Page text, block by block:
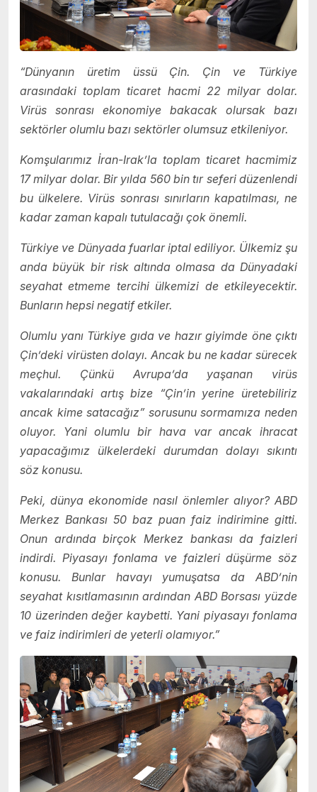
“Dünyanın üretim üssü Çin. Çin ve Türkiye
arasındaki toplam ticaret hacmi 22 milyar dolar.
Virüs sonrası ekonomiye bakacak olursak bazı
sektörler olumlu bazı sektörler olumsuz etkileniyor.
Komşularımız İran-Irak’la toplam ticaret hacmimiz
17 milyar dolar. Bir yılda 560 bin tır seferi düzenlendi
bu ülkelere. Virüs sonrası sınırların kapatılması, ne
kadar zaman kapalı tutulacağı çok önemli.
Türkiye ve Dünyada fuarlar iptal ediliyor. Ülkemiz şu
anda büyük bir risk altında olmasa da Dünyadaki
seyahat etmeme tercihi ülkemizi de etkileyecektir.
Bunların hepsi negatif etkiler.
Olumlu yanı Türkiye gıda ve hazır giyimde öne çıktı
Çin’deki virüsten dolayı. Ancak bu ne kadar sürecek
meçhul. Çünkü Avrupa’da yaşanan virüs
vakalarındaki artış bize “Çin’in yerine üretebiliriz
ancak kime satacağız” sorusunu sormamıza neden
oluyor. Yani olumlu bir hava var ancak ihracat
yapacağımız ülkelerdeki durumdan dolayı sıkıntı
söz konusu.
Peki, dünya ekonomide nasıl önlemler alıyor? ABD
Merkez Bankası 50 baz puan faiz indirimine gitti.
Onun ardında birçok Merkez bankası da faizleri
indirdi. Piyasayı fonlama ve faizleri düşürme söz
konusu. Bunlar havayı yumuşatsa da ABD’nin
seyahat kısıtlamasının ardından ABD Borsası yüzde
10 üzerinden değer kaybetti. Yani piyasayı fonlama
ve faiz indirimleri de yeterli olamıyor.”